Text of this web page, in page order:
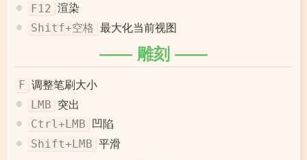
F12 渲染
Shitf+空格 最大化当前视图
雕刻
F 调整笔刷大小
LMB 突出
Ctrl+LMB 凹陷
Shift+LMB 平滑